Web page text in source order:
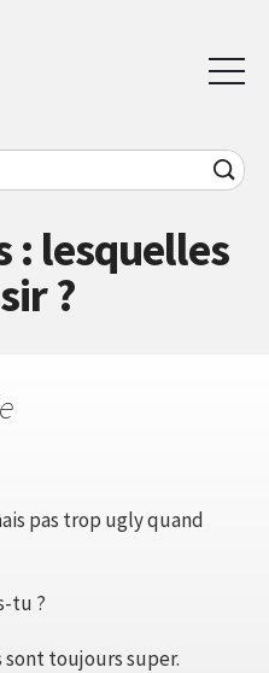
: lesquelles
?
pas trop ugly quand
tu ?
sont toujours super.